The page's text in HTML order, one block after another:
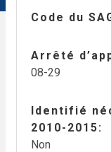
Code du
Arrêté
08-29
Identifié
2010-2015
Non